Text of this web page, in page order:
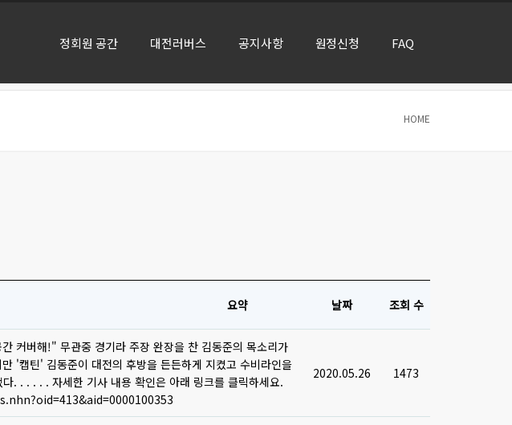
정회원 공간 대전러버스 공지사항 원정신청 FAQ
HOME
요약 날짜 조회 수
커버해!" 무관중 경기라 주장 완장을 찬 김동준의 목소리가
'캡틴' 김동준이 대전의 후방을 든든하게 지켰고 수비라인을
. . . . . . 자세한 기사 내용 확인은 아래 링크를 클릭하세요.
2020.05.26 1473